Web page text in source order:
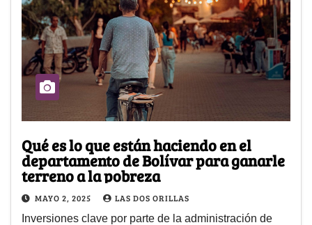
Qué es lo que están haciendo en el
departamento de Bolívar para ganarle
terreno a la pobreza
MAYO 2, 2025 LAS DOS ORILLAS
Inversiones clave por parte de la administración de